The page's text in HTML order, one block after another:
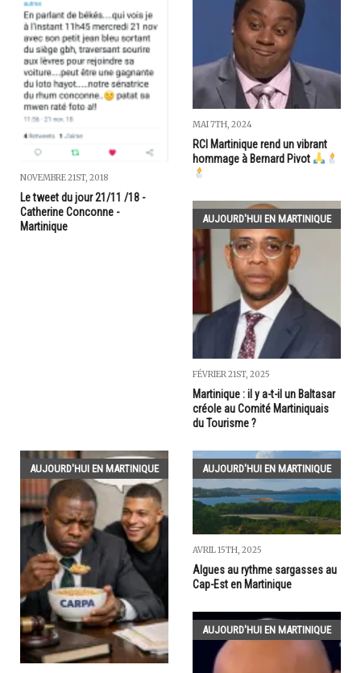
NOVEMBRE 21ST, 2018
Le tweet du jour 21/11 /18 -
Catherine Conconne -
Martinique
MAI 7TH, 2024
RCI Martinique rend un vibrant
hommage à Bernard Pivot
AUJOURD'HUI EN MARTINIQUE
FÉVRIER 21ST, 2025
Martinique : il y a-t-il un Baltasar
créole au Comité Martiniquais
du Tourisme ?
AUJOURD'HUI EN MARTINIQUE AUJOURD'HUI EN MARTINIQUE
AVRIL 15TH, 2025
Algues au rythme sargasses au
Cap-Est en Martinique
AUJOURD'HUI EN MARTINIQUE